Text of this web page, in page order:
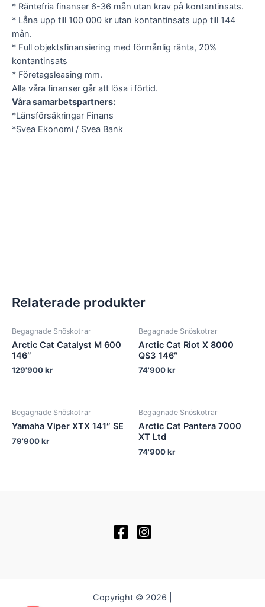
* Räntefria finanser 6-36 mån utan krav på kontantinsats.
* Låna upp till 100 000 kr utan kontantinsats upp till 144
mån.
* Full objektsfinansiering med förmånlig ränta, 20%
kontantinsats
* Företagsleasing mm.
Alla våra finanser går att lösa i förtid.
Våra samarbetspartners:
*Länsförsäkringar Finans
*Svea Ekonomi / Svea Bank
Relaterade produkter
Begagnade Snöskotrar
Arctic Cat Catalyst M 600
146″
129'900kr
Begagnade Snöskotrar
Arctic Cat Riot X 8000
QS3 146″
74'900kr
Begagnade Snöskotrar
Yamaha Viper XTX 141″ SE
79'900kr
Begagnade Snöskotrar
Arctic Cat Pantera 7000
XT Ltd
74'900kr
Copyright © 2026 |